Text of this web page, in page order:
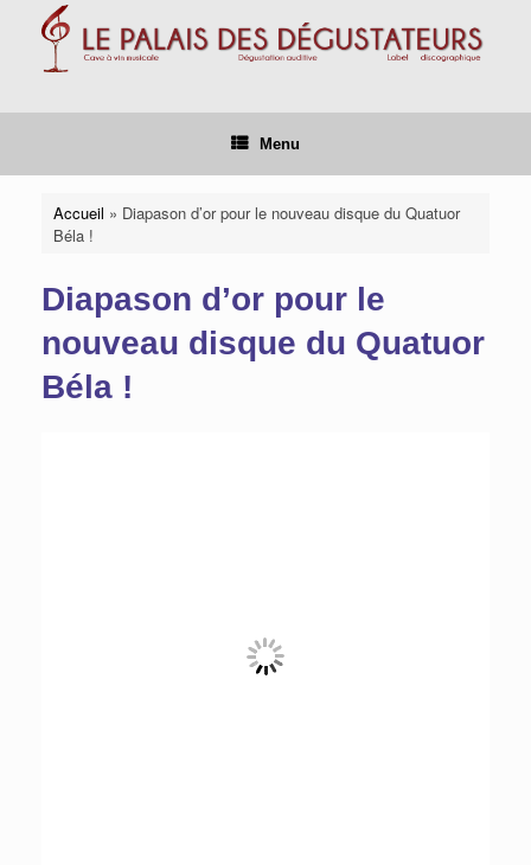
Menu
Accueil » Diapason d’or pour le nouveau disque du Quatuor
Béla !
Diapason d’or pour le
nouveau disque du Quatuor
Béla !